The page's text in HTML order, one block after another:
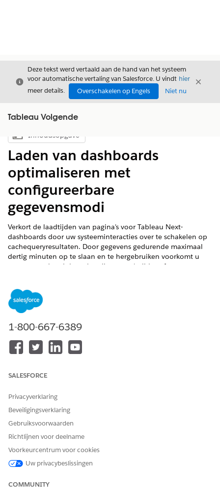
Sluiten
Deze tekst werd vertaald aan de hand van het systeem
voor automatische vertaling van Salesforce. U vindt hier
meer details.
Overschakelen op Engels Niet nu
Sluiten
Tableau Volgende
Inhoudsopgave weergeven
Inhoudsopgave
Laden van dashboards
optimaliseren met
configureerbare
gegevensmodi
Verkort de laadtijden van pagina's voor Tableau Next-
dashboards door uw systeeminteracties over te schakelen op
cachequeryresultaten. Door gegevens gedurende maximaal
dertig minuten op te slaan en te hergebruiken voorkomt u
systeemoverhead door dure live query's tijdens frequente
VEREISTE EDITIONS
Ondersteunde editions weergeven.
VEREISTE GEBRUIKERSMACHTIGINGEN
Tableau Next-dashboards
Open de Dashboardeditor.
SelecteerQuerycachegeheugen inschakelen
Acties.
1-800-667-6389
SALESFORCE
Privacyverklaring
Beveiligingsverklaring
Gebruiksvoorwaarden
Richtlijnen voor deelname
Voorkeurcentrum voor cookies
Uw privacybeslissingen
COMMUNITY